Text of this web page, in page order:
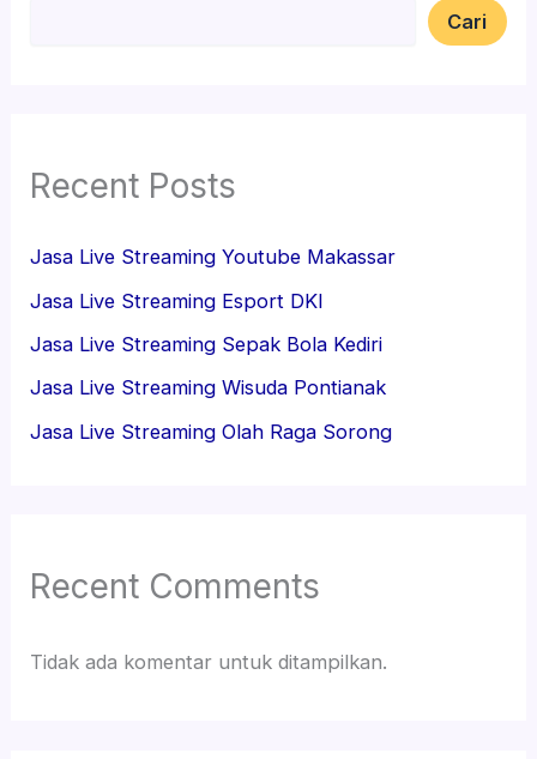
Cari
Recent Posts
Jasa Live Streaming Youtube Makassar
Jasa Live Streaming Esport DKI
Jasa Live Streaming Sepak Bola Kediri
Jasa Live Streaming Wisuda Pontianak
Jasa Live Streaming Olah Raga Sorong
Recent Comments
Tidak ada komentar untuk ditampilkan.